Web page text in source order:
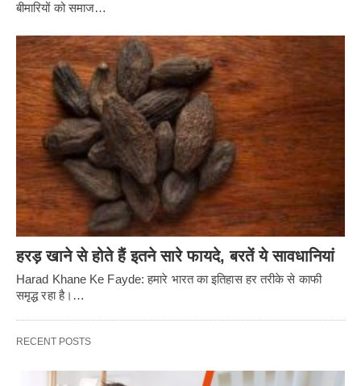
बीमारियों को समाज…
हरड़ खाने से होते हैं इतने सारे फायदे, बरतें ये सावधानियां
Harad Khane Ke Fayde: हमारे भारत का इतिहास हर तरीके से काफी
समृद्ध रहा है।…
RECENT POSTS